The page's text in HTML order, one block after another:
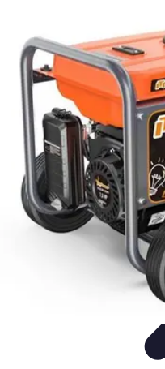
SeguridadGuía de Compra
Urgencia Alarma